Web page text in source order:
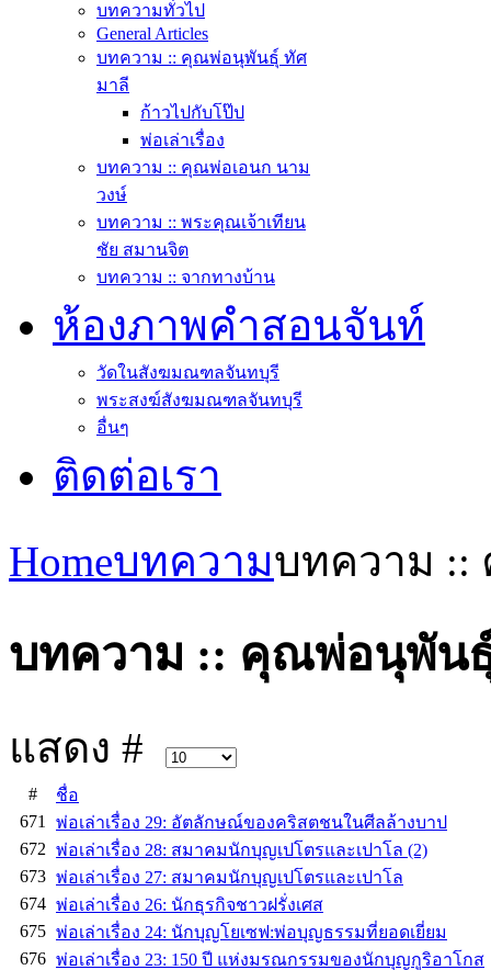
บทความทั่วไป
General Articles
บทความ :: คุณพ่อนุพันธุ์ ทัศ
มาลี
ก้าวไปกับโป๊ป
พ่อเล่าเรื่อง
บทความ :: คุณพ่อเอนก นาม
วงษ์
บทความ :: พระคุณเจ้าเทียน
ชัย สมานจิต
บทความ :: จากทางบ้าน
ห้องภาพคำสอนจันท์
วัดในสังฆมณฑลจันทบุรี
พระสงฆ์สังฆมณฑลจันทบุรี
อื่นๆ
ติดต่อเรา
Homeบทความบทความ
บทความ :: คุณพ่อนุพัน
แสดง #
#
ชื่อ
671
พ่อเล่าเรื่อง 29: อัตลักษณ์ของคริสตชนในศีลล้างบาป
672 พ่อเล่าเรื่อง 28: สมาคมนักบุญเปโตรและเปาโล (2)
673 พ่อเล่าเรื่อง 27: สมาคมนักบุญเปโตรและเปาโล
674 พ่อเล่าเรื่อง 26: นักธุรกิจชาวฝรั่งเศส
675 พ่อเล่าเรื่อง 24: นักบุญโยเซฟ:พ่อบุญธรรมที่ยอดเยี่ยม
676 พ่อเล่าเรื่อง 23: 150 ปี แห่งมรณกรรมของนักบุญกูริอาโกส